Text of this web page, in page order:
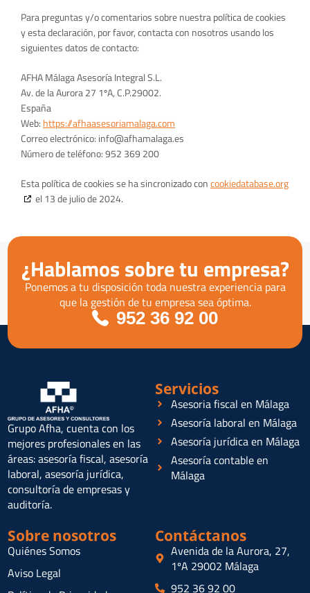
Para preguntas y/o comentarios sobre nuestra política de cookies
y esta declaración, por favor, contacta con nosotros usando los
siguientes datos de contacto:
AFHA Málaga Asesoría Integral S.L.
Av. de la Aurora 27 1ºA, C.P.29002.
España
Web: https://afhaasesoriamalaga.com
Correo electrónico: info@afhamalaga.es
Número de teléfono: 952 369 200
Esta política de cookies se ha sincronizado concookiedatabase.org
el 13 de julio de 2024.
¿Hablamos sobre tu empresa?
Ponemos a tu disposición toda nuestra experiencia para
que la gestión de tu empresa sea óptima.
952 36 92 00
Grupo Afha, cuenta con los
mejores profesionales en las
áreas: asesoría fiscal, asesoría
laboral, asesoría jurídica,
consultoría de empresas y
auditoría.
Servicios
Asesoria fiscal en Málaga
Asesoría laboral en Málaga
Asesoría jurídica en Málaga
Asesoría contable en
Málaga
Sobre nosotros
Quiénes Somos
Aviso Legal
Contáctanos
Avenida de la Aurora, 27,
1ºA 29002 Málaga
952 36 92 00